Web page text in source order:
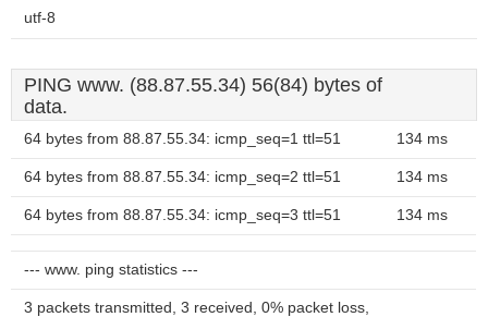
utf-8
PING www. (88.87.55.34) 56(84) bytes of
data.
64 bytes from 88.87.55.34: icmp_seq=1 ttl=51 134 ms
64 bytes from 88.87.55.34: icmp_seq=2 ttl=51 134 ms
64 bytes from 88.87.55.34: icmp_seq=3 ttl=51 134 ms
--- www. ping statistics ---
3 packets transmitted, 3 received, 0% packet loss,